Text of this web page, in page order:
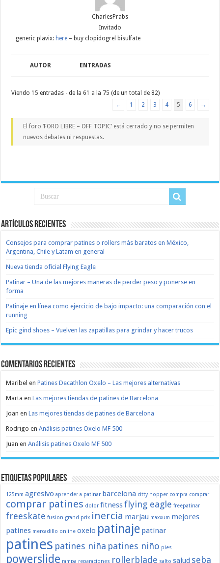
CharlesPrabs
Invitado
generic plavix: here – buy clopidogrel bisulfate
AUTOR ENTRADAS
Viendo 15 entradas - de la 61 a la 75 (de un total de 82)
←
1 2 3 4 5 6 →
El foro ‘FORO LIBRE – OFF TOPIC’ está cerrado y no se permiten
nuevos debates ni respuestas.
Artículos recientes
Consejos para comprar patines o rollers más baratos en México,
Argentina, Chile y Latam en general
Nueva tienda oficial Flying Eagle
Patinar – Una de las mejores maneras de perder peso y ponerse en
forma
Patinaje en línea como ejercicio de bajo impacto: una comparación con el
running
Epic gind shoes – Vuelven las zapatillas para grindar y hacer trucos
Comentarios recientes
Maribel enPatines Decathlon Oxelo – Las mejores alternativas
Marta enLas mejores tiendas de patines de Barcelona
Joan enLas mejores tiendas de patines de Barcelona
Rodrigo enAnálisis patines Oxelo MF 500
Juan enAnálisis patines Oxelo MF 500
Etiquetas populares
125mm agresivo aprender a patinar barcelona citty hopper compra comprar
comprar patines dolor fitnessflying eagle freepatinar
freeskate fusion grand prix inercia marjau maxxum mejores
patines mercadillo online oxelo patinaje patinar
patines patines niña patines niño pies
powerslide rampa reparaciones rollerblade salto salud seba